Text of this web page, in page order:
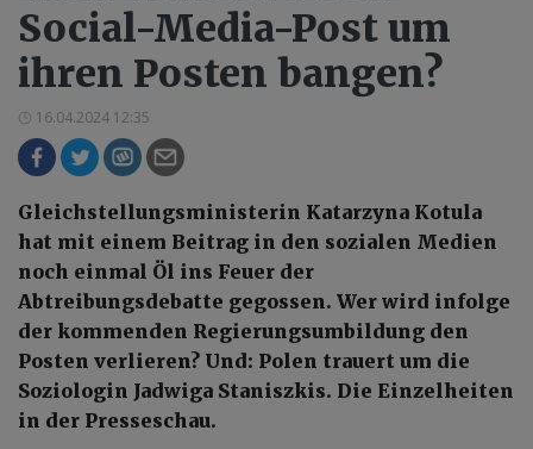
Social-Media-Post um
ihren Posten bangen?
16.04.2024 12:35
Gleichstellungsministerin Katarzyna Kotula
hat mit einem Beitrag in den sozialen Medien
noch einmal Öl ins Feuer der
Abtreibungsdebatte gegossen. Wer wird infolge
der kommenden Regierungsumbildung den
Posten verlieren? Und: Polen trauert um die
Soziologin Jadwiga Staniszkis. Die Einzelheiten
in der Presseschau.